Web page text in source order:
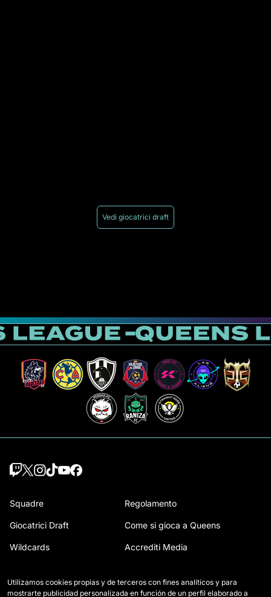
Vedi giocatrici draft
Squadre
Giocatrici Draft
Wildcards
Classifica
Regolamento
Come si gioca a Queens
Accrediti Media
Lavora con noi
Utilizamos cookies propias y de terceros con fines analíticos y para
mostrarte publicidad personalizada en función de un perfil elaborado a